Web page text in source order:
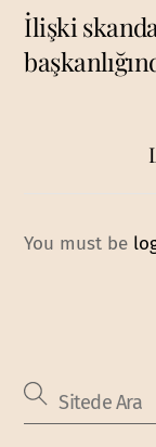
İlişki
You must be